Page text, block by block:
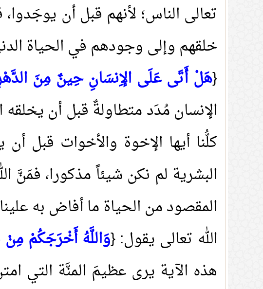
تعالى الناس؛ لأنهم قبل أن
خلقهم وإلى وجودهم في الحياة
{هَلْ أَتَى عَلَى الإِنسَانِ حِينٌ مِنَ
الإنسان مُدَد متطاولةٌ قبل أن يخلقه
كلُّنا أيها الإخوة والأخوات قبل
البشرية لم نكن شيئاً مذكورا، فمَنَّ
المقصود من الحياة ما أفاض به
الله تعالى يقول: {وَاللَّهُ أَخْرَجَكُمْ مِنْ
هذه الآية يرى عظيمَ المنَّة التي